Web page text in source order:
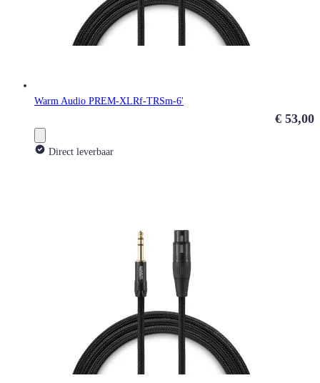
Warm Audio PREM-XLRf-TRSm-6'
€ 53,00
Direct leverbaar